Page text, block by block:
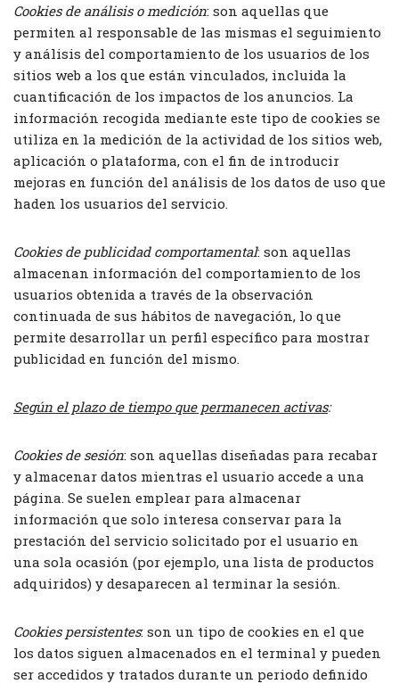
Cookiesde análisis o medición: son aquellas que
permiten al responsable de las mismas el seguimiento
y análisis del comportamiento de los usuarios de los
sitios web a los que están vinculados, incluida la
cuantificación de los impactos de los anuncios. La
información recogida mediante este tipo de cookies se
utiliza en la medición de la actividad de los sitios web,
aplicación o plataforma, con el fin de introducir
mejoras en función del análisis de los datos de uso que
haden los usuarios del servicio.
Cookies de publicidad comportamental: son aquellas
almacenan información del comportamiento de los
usuarios obtenida a través de la observación
continuada de sus hábitos de navegación, lo que
permite desarrollar un perfil específico para mostrar
publicidad en función del mismo.
Según el plazo de tiempo que permanecen activas:
Cookies de sesión: son aquellas diseñadas para recabar
y almacenar datos mientras el usuario accede a una
página. Se suelen emplear para almacenar
información que solo interesa conservar para la
prestación del servicio solicitado por el usuario en
una sola ocasión (por ejemplo, una lista de productos
adquiridos) y desaparecen al terminar la sesión.
Cookies persistentes: son un tipo de cookies en el que
los datos siguen almacenados en el terminal y pueden
ser accedidos y tratados durante un periodo definido